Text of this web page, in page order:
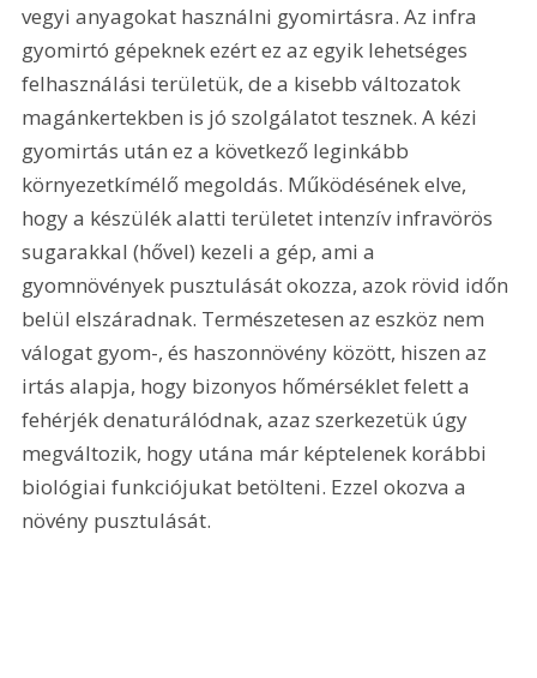
vegyi anyagokat használni gyomirtásra. Az infra
gyomirtó gépeknek ezért ez az egyik lehetséges
felhasználási területük, de a kisebb változatok
magánkertekben is jó szolgálatot tesznek. A kézi
gyomirtás után ez a következő leginkább
környezetkímélő megoldás. Működésének elve,
hogy a készülék alatti területet intenzív infravörös
sugarakkal (hővel) kezeli a gép, ami a
gyomnövények pusztulását okozza, azok rövid időn
belül elszáradnak. Természetesen az eszköz nem
válogat gyom-, és haszonnövény között, hiszen az
irtás alapja, hogy bizonyos hőmérséklet felett a
fehérjék denaturálódnak, azaz szerkezetük úgy
megváltozik, hogy utána már képtelenek korábbi
biológiai funkciójukat betölteni. Ezzel okozva a
növény pusztulását.